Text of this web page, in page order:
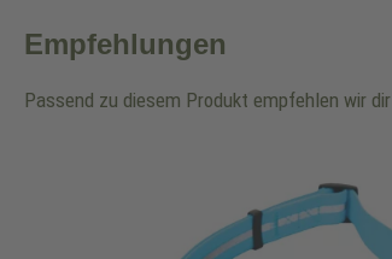
Empfehlungen
Passend zu diesem Produkt empfehlen wir dir